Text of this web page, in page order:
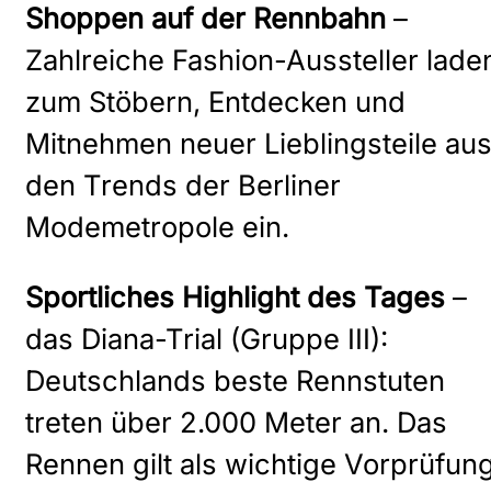
Shoppen auf der Rennbahn –
Zahlreiche Fashion-Aussteller
zum Stöbern, Entdecken und
Mitnehmen neuer Lieblingsteile aus
den Trends der Berliner
Modemetropole ein.
Sportliches Highlight des Tages –
das Diana-Trial (Gruppe III):
Deutschlands beste Rennstuten
treten über 2.000 Meter an. Das
Rennen gilt als wichtige